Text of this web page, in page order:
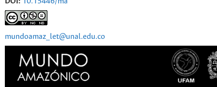
mundoamaz_let@unal.edu.co